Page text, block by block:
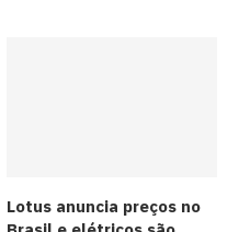
Lotus anuncia preços no